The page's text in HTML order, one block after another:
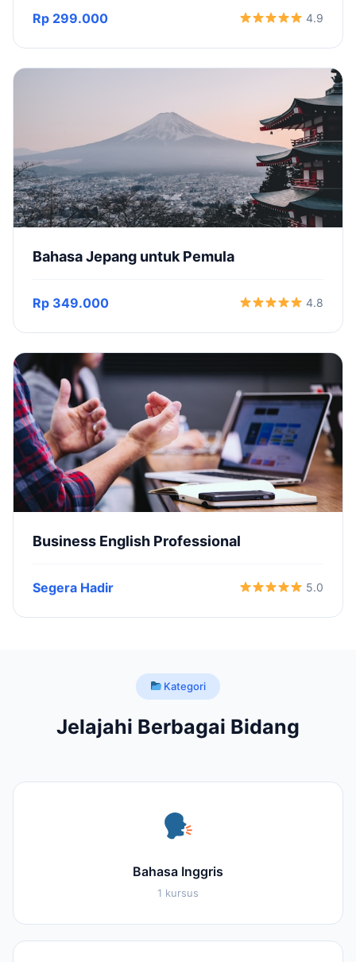
Rp 299.000 4.9
Bahasa Jepang untuk Pemula
Rp 349.000 4.8
Business English Professional
Segera Hadir 5.0
Kategori
Jelajahi Berbagai Bidang
Bahasa Inggris
1 kursus